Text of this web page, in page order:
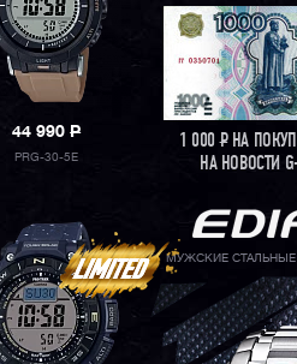
44 990P
PRG-30-5E
1 000РНА
НА НОВОСТИ G-
МУЖСКИЕ СТАЛЬНЫЕ